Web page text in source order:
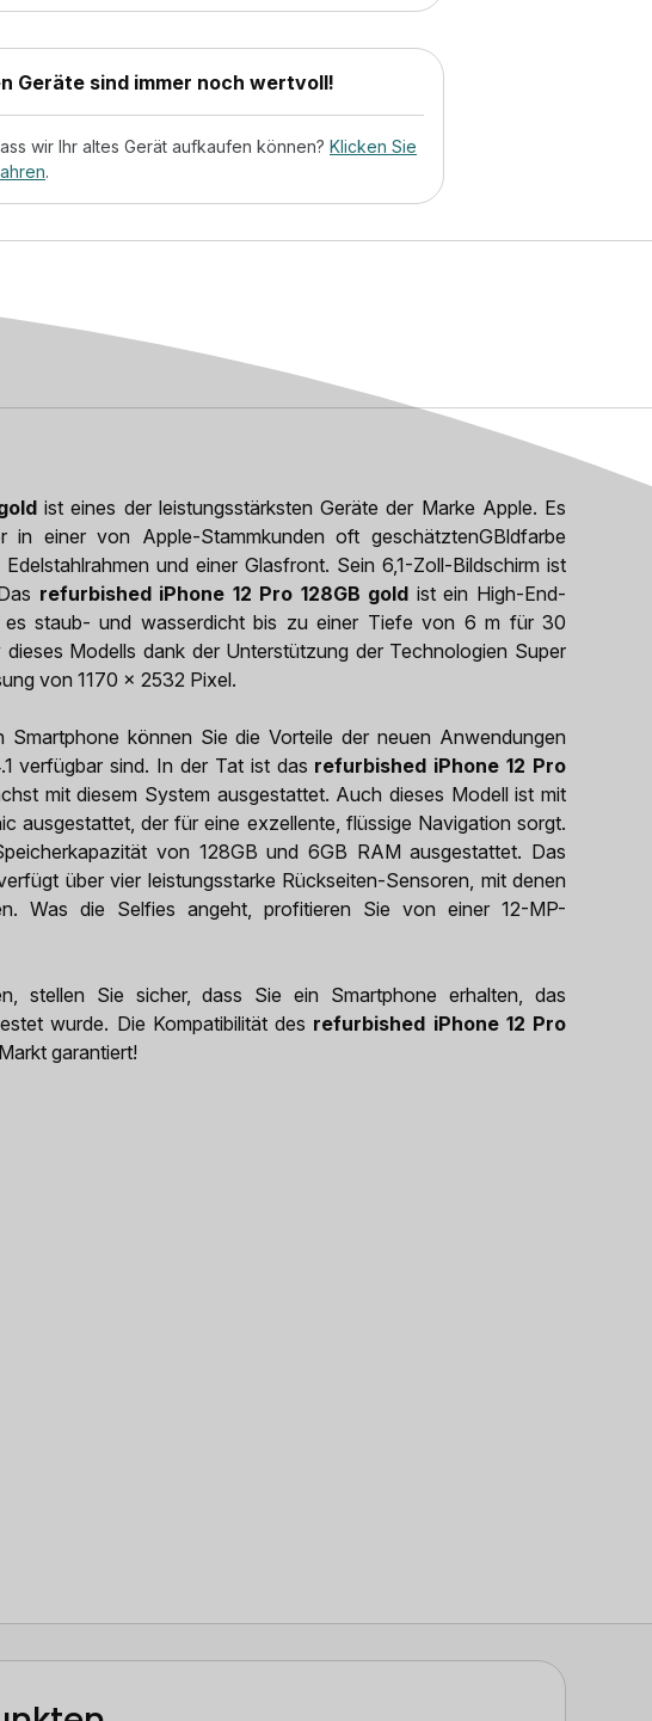
Geräte sind immer noch wertvoll!
wir Ihr altes Gerät aufkaufen können? Klicken Sie
.
ist eines der leistungsstärksten Geräte der Marke Apple. Es
einer von Apple-Stammkunden oft geschätztenGBldfarbe
und einer Glasfront. Sein 6,1-Zoll-Bildschirm ist
refurbished iPhone 12 Pro 128GB gold ist ein High-End-
es staub- und wasserdicht bis zu einer Tiefe von 6 m für 30
Modells dank der Unterstützung der Technologien Super
von 1170 x 2532 Pixel.
Smartphone können Sie die Vorteile der neuen Anwendungen
verfügbar sind. In der Tat ist das refurbished iPhone 12 Pro
mit diesem System ausgestattet. Auch dieses Modell ist mit
ausgestattet, der für eine exzellente, flüssige Navigation sorgt.
von 128GB und 6GB RAM ausgestattet. Das
über vier leistungsstarke Rückseiten-Sensoren, mit denen
Was die Selfies angeht, profitieren Sie von einer 12-MP-
stellen Sie sicher, dass Sie ein Smartphone erhalten, das
wurde. Die Kompatibilität des refurbished iPhone 12 Pro
garantiert!